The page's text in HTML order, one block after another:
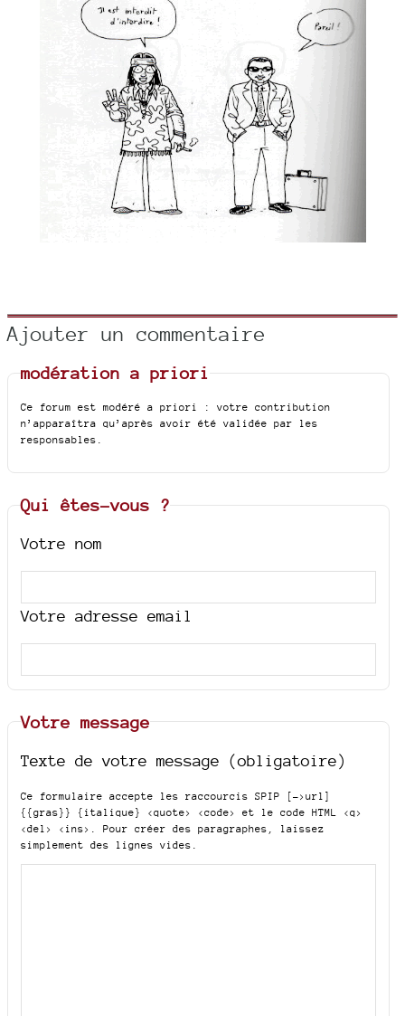
Ajouter un commentaire
modération a priori
Ce forum est modéré a priori : votre contribution
n’apparaîtra qu’après avoir été validée par les
responsables.
Qui êtes-vous ?
Votre nom
Votre adresse email
Votre message
Texte de votre message (obligatoire)
Ce formulaire accepte les raccourcis SPIP
[->url]
{{gras}} {italique} <quote> <code>
et le code HTML <q>
<del> <ins> . Pour créer des paragraphes, laissez
simplement des lignes vides.